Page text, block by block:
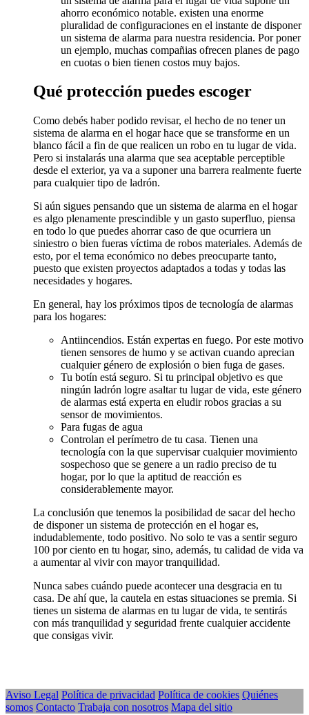
ahorro económico notable. existen una enorme
pluralidad de configuraciones en el instante de disponer
un sistema de alarma para nuestra residencia. Por poner
un ejemplo, muchas compañias ofrecen planes de pago
en cuotas o bien tienen costos muy bajos.
Qué protección puedes escoger
Como debés haber podido revisar, el hecho de no tener un
sistema de alarma en el hogar hace que se transforme en un
blanco fácil a fin de que realicen un robo en tu lugar de vida.
Pero si instalarás una alarma que sea aceptable perceptible
desde el exterior, ya va a suponer una barrera realmente fuerte
para cualquier tipo de ladrón.
Si aún sigues pensando que un sistema de alarma en el hogar
es algo plenamente prescindible y un gasto superfluo, piensa
en todo lo que puedes ahorrar caso de que ocurriera un
siniestro o bien fueras víctima de robos materiales. Además de
esto, por el tema económico no debes preocuparte tanto,
puesto que existen proyectos adaptados a todas y todas las
necesidades y hogares.
En general, hay los próximos tipos de tecnología de alarmas
para los hogares:
Antiincendios. Están expertas en fuego. Por este motivo
tienen sensores de humo y se activan cuando aprecian
cualquier género de explosión o bien fuga de gases.
Tu botín está seguro. Si tu principal objetivo es que
ningún ladrón logre asaltar tu lugar de vida, este género
de alarmas está experta en eludir robos gracias a su
sensor de movimientos.
Para fugas de agua
Controlan el perímetro de tu casa. Tienen una
tecnología con la que supervisar cualquier movimiento
sospechoso que se genere a un radio preciso de tu
hogar, por lo que la aptitud de reacción es
considerablemente mayor.
La conclusión que tenemos la posibilidad de sacar del hecho
de disponer un sistema de protección en el hogar es,
indudablemente, todo positivo. No solo te vas a sentir seguro
100 por ciento en tu hogar, sino, además, tu calidad de vida va
a aumentar al vivir con mayor tranquilidad.
Nunca sabes cuándo puede acontecer una desgracia en tu
casa. De ahí que, la cautela en estas situaciones se premia. Si
tienes un sistema de alarmas en tu lugar de vida, te sentirás
con más tranquilidad y seguridad frente cualquier accidente
que consigas vivir.
Aviso Legal Política de privacidad Política de cookies Quiénes
somos Contacto Trabaja con nosotros Mapa del sitio